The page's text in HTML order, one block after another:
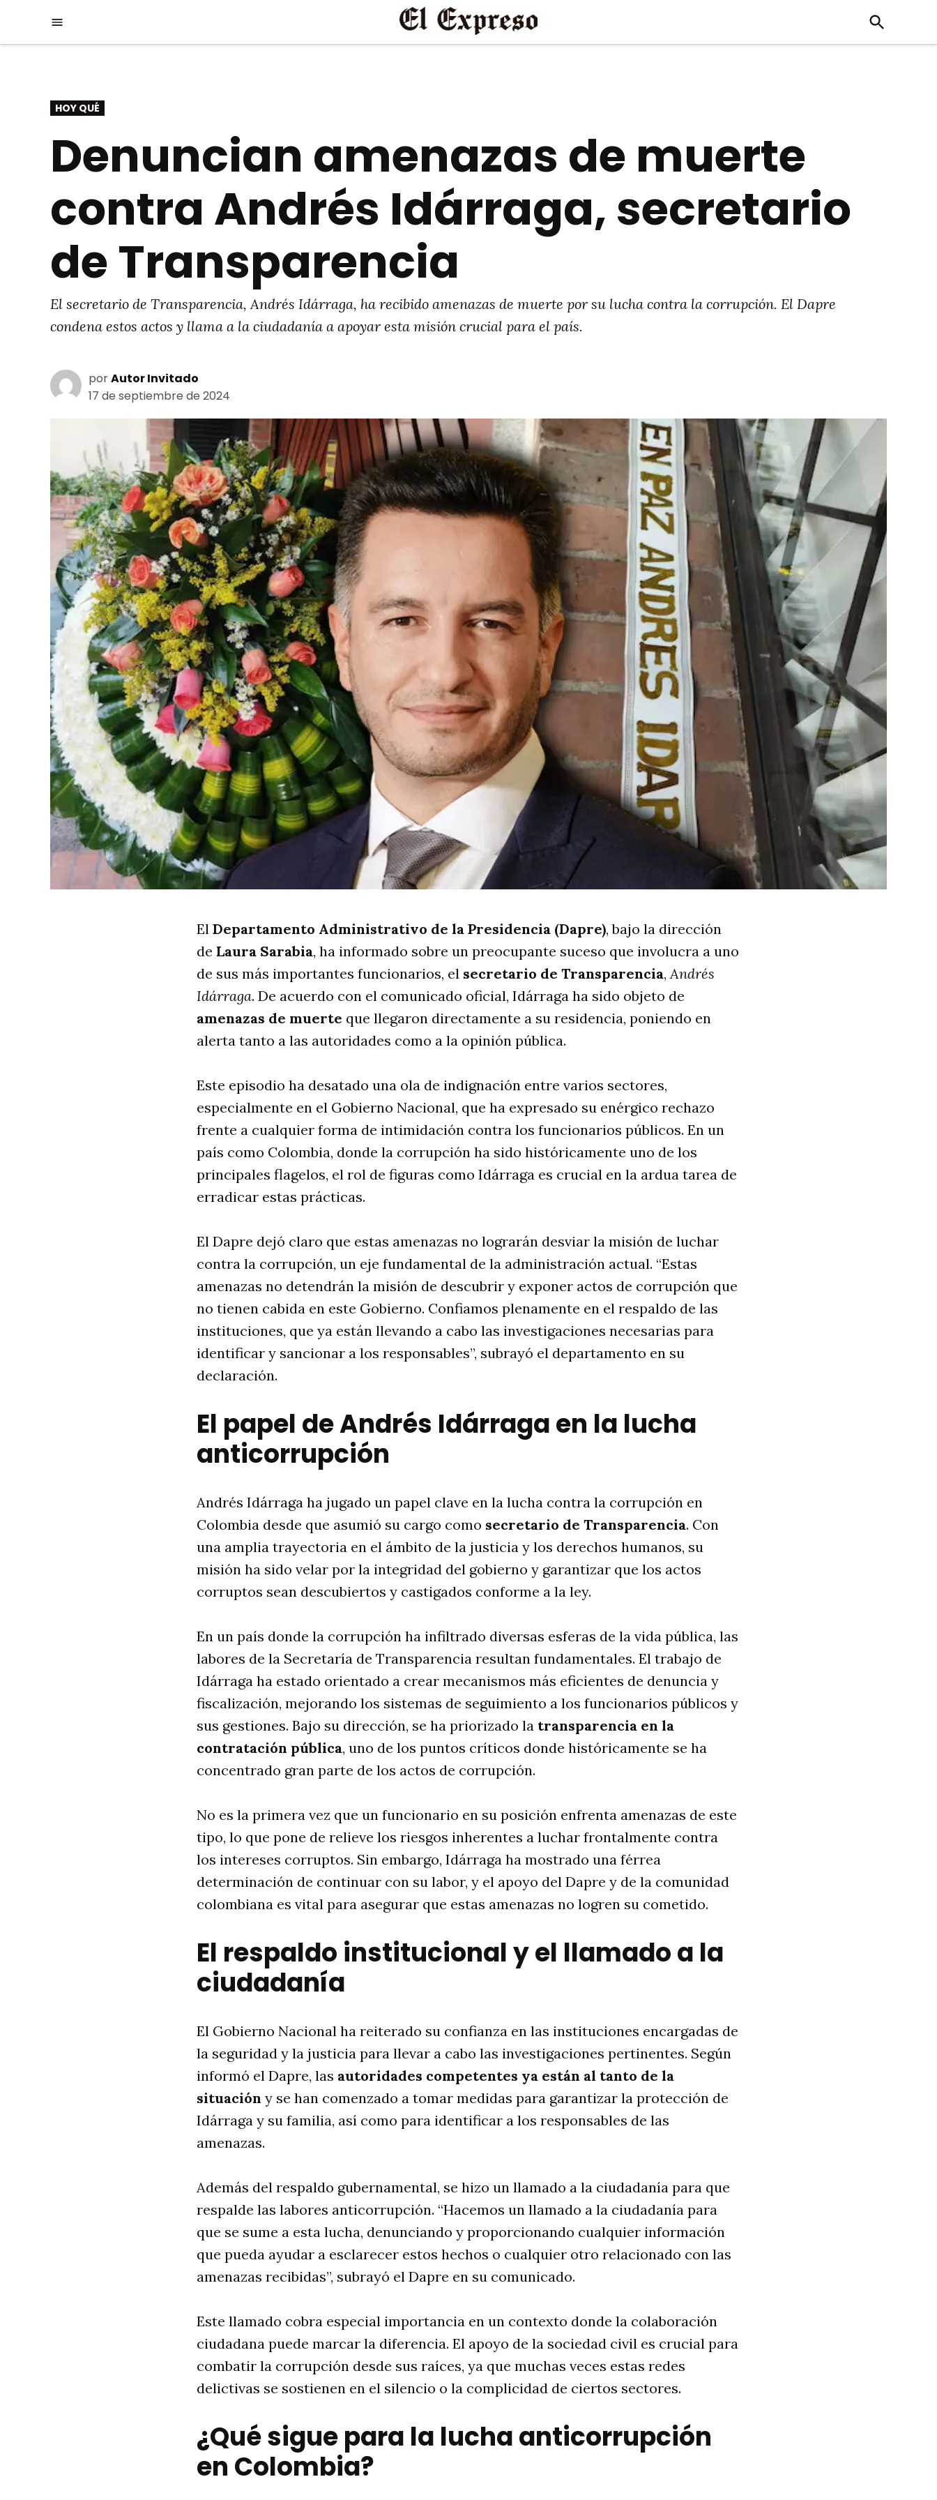
Menú
Open
Search
PUBLICADO
EN
HOY QUÉ
Denuncian amenazas de muerte
contra Andrés Idárraga, secretario
de Transparencia
El secretario de Transparencia, Andrés Idárraga, ha recibido amenazas de muerte por su lucha contra la corrupción. El Dapre
condena estos actos y llama a la ciudadanía a apoyar esta misión crucial para el país.
porAutor Invitado
17 de septiembre de 2024
El Departamento Administrativo de la Presidencia (Dapre), bajo la dirección
de Laura Sarabia, ha informado sobre un preocupante suceso que involucra a uno
de sus más importantes funcionarios, el secretario de Transparencia,Andrés
Idárraga. De acuerdo con el comunicado oficial, Idárraga ha sido objeto de
amenazas de muerte que llegaron directamente a su residencia, poniendo en
alerta tanto a las autoridades como a la opinión pública.
Este episodio ha desatado una ola de indignación entre varios sectores,
especialmente en el Gobierno Nacional, que ha expresado su enérgico rechazo
frente a cualquier forma de intimidación contra los funcionarios públicos. En un
país como Colombia, donde la corrupción ha sido históricamente uno de los
principales flagelos, el rol de figuras como Idárraga es crucial en la ardua tarea de
erradicar estas prácticas.
El Dapre dejó claro que estas amenazas no lograrán desviar la misión de luchar
contra la corrupción, un eje fundamental de la administración actual. “Estas
amenazas no detendrán la misión de descubrir y exponer actos de corrupción que
no tienen cabida en este Gobierno. Confiamos plenamente en el respaldo de las
instituciones, que ya están llevando a cabo las investigaciones necesarias para
identificar y sancionar a los responsables”, subrayó el departamento en su
declaración.
El papel de Andrés Idárraga en la lucha
anticorrupción
Andrés Idárraga ha jugado un papel clave en la lucha contra la corrupción en
Colombia desde que asumió su cargo como secretario de Transparencia. Con
una amplia trayectoria en el ámbito de la justicia y los derechos humanos, su
misión ha sido velar por la integridad del gobierno y garantizar que los actos
corruptos sean descubiertos y castigados conforme a la ley.
En un país donde la corrupción ha infiltrado diversas esferas de la vida pública, las
labores de la Secretaría de Transparencia resultan fundamentales. El trabajo de
Idárraga ha estado orientado a crear mecanismos más eficientes de denuncia y
fiscalización, mejorando los sistemas de seguimiento a los funcionarios públicos y
sus gestiones. Bajo su dirección, se ha priorizado la transparencia en la
contratación pública, uno de los puntos críticos donde históricamente se ha
concentrado gran parte de los actos de corrupción.
No es la primera vez que un funcionario en su posición enfrenta amenazas de este
tipo, lo que pone de relieve los riesgos inherentes a luchar frontalmente contra
los intereses corruptos. Sin embargo, Idárraga ha mostrado una férrea
determinación de continuar con su labor, y el apoyo del Dapre y de la comunidad
colombiana es vital para asegurar que estas amenazas no logren su cometido.
El respaldo institucional y el llamado a la
ciudadanía
El Gobierno Nacional ha reiterado su confianza en las instituciones encargadas de
la seguridad y la justicia para llevar a cabo las investigaciones pertinentes. Según
informó el Dapre, las autoridades competentes ya están al tanto de la
situación y se han comenzado a tomar medidas para garantizar la protección de
Idárraga y su familia, así como para identificar a los responsables de las
amenazas.
Además del respaldo gubernamental, se hizo un llamado a la ciudadanía para que
respalde las labores anticorrupción. “Hacemos un llamado a la ciudadanía para
que se sume a esta lucha, denunciando y proporcionando cualquier información
que pueda ayudar a esclarecer estos hechos o cualquier otro relacionado con las
amenazas recibidas”, subrayó el Dapre en su comunicado.
Este llamado cobra especial importancia en un contexto donde la colaboración
ciudadana puede marcar la diferencia. El apoyo de la sociedad civil es crucial para
combatir la corrupción desde sus raíces, ya que muchas veces estas redes
delictivas se sostienen en el silencio o la complicidad de ciertos sectores.
¿Qué sigue para la lucha anticorrupción
en Colombia?